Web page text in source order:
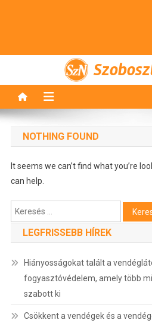
NOTHING FOUND
It seems we can’t find what you’re
can help.
Keresés:
LEGFRISSEBB HÍREK
Hiányosságokat talált a
fogyasztóvédelem, amely több
szabott ki
Csökkent a vendégek és a